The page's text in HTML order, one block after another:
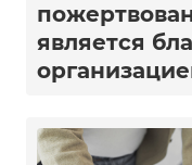
является